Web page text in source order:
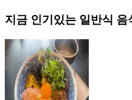
지금 인기있는 일반식 음